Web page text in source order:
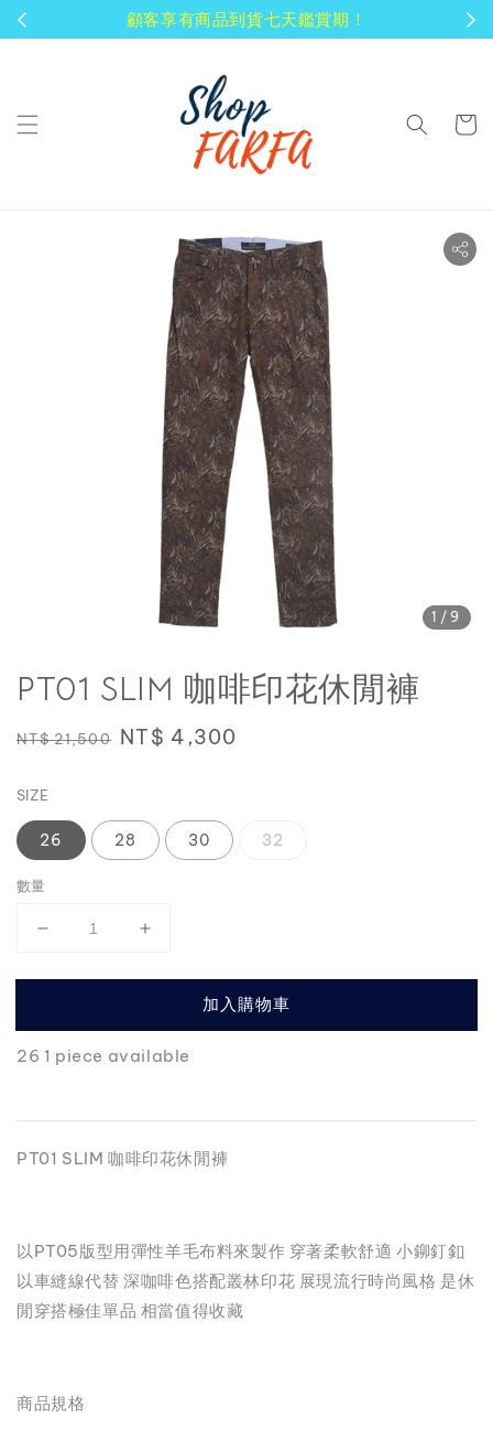
顧客享有商品到貨七天鑑賞期！
1 /9
PT01 SLIM 咖啡印花休閒褲
Regular
NT$ 21,500 Sale
NT$ 4,300
SIZE
26 28 30 32
數量
加入購物車
26 1 piece available
PT01 SLIM 咖啡印花休閒褲
以PT05版型用彈性羊毛布料來製作 穿著柔軟舒適 小鉚釘釦
以車縫線代替 深咖啡色搭配叢林印花 展現流行時尚風格 是休
閒穿搭極佳單品 相當值得收藏
商品規格